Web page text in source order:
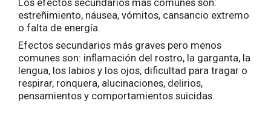
Los efectos secundarios más comunes son:
estreñimiento, náusea, vómitos, cansancio extremo
o falta de energía.
Efectos secundarios más graves pero menos
comunes son: inflamación del rostro, la garganta, la
lengua, los labios y los ojos, dificultad para tragar o
respirar, ronquera, alucinaciones, delirios,
pensamientos y comportamientos suicidas.